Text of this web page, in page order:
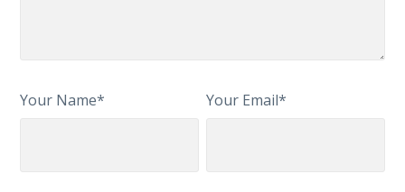
Your Name* Your Email*